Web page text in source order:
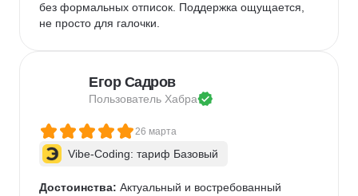
без формальных отписок. Поддержка ощущается,
не просто для галочки.
Егор Садров
Пользователь Хабра
26 марта
Vibe-Coding: тариф Базовый
Достоинства: Актуальный и востребованный